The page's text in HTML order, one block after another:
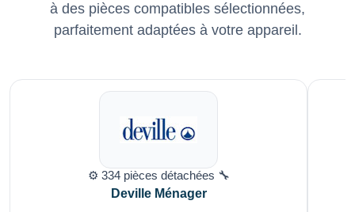
à des pièces compatibles sélectionnées,
parfaitement adaptées à votre appareil.
⚙️ 334 pièces détachées 🔧
Deville Ménager